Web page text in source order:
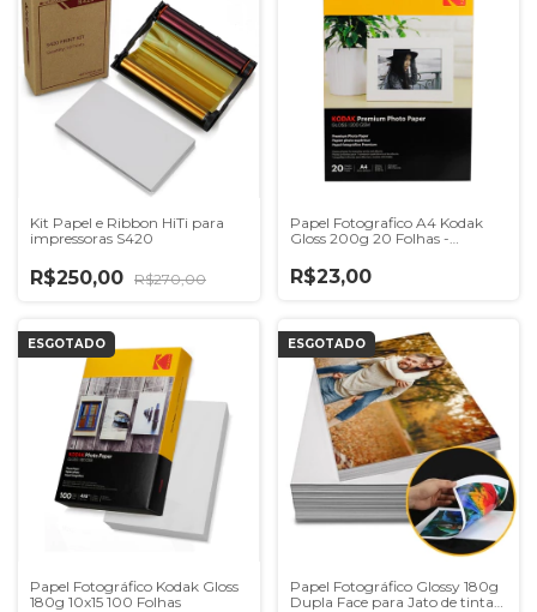
Kit Papel e Ribbon HiTi para
impressoras S420
R$250,00 R$270,00
Papel Fotografico A4 Kodak
Gloss 200g 20 Folhas -
R$23,00
ESGOTADO
Papel Fotográfico Kodak Gloss
180g 10x15 100 Folhas
ESGOTADO
Papel Fotográfico Glossy 180g
Dupla Face para Jato de tinta